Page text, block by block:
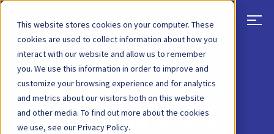
This website stores cookies on your computer. These
cookies are used to collect information about how you
interact with our website and allow us to remember
you. We use this information in order to improve and
customize your browsing experience and for analytics
and metrics about our visitors both on this website
and other media. To find out more about the cookies
we use, see our Privacy Policy.
TERUG BLOGBERICHT 1 JUNI 2023
Hoe gebruik je
punchout bij B2B-e-